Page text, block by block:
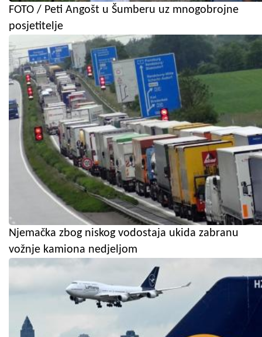
FOTO / Peti Angošt u Šumberu uz mnogobrojne
posjetitelje
Njemačka zbog niskog vodostaja ukida zabranu
vožnje kamiona nedjeljom